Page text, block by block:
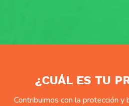
¿CUÁL ES TU
Contribuimos con la protección y